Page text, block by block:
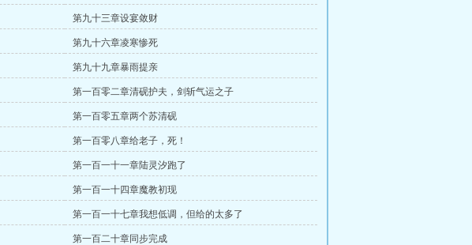
第九十三章设宴敛财
第九十六章凌寒惨死
第九十九章暴雨提亲
第一百零二章清砚护夫，剑斩气运之子
第一百零五章两个苏清砚
第一百零八章给老子，死！
第一百一十一章陆灵汐跑了
第一百一十四章魔教初现
第一百一十七章我想低调，但给的太多了
第一百二十章同步完成